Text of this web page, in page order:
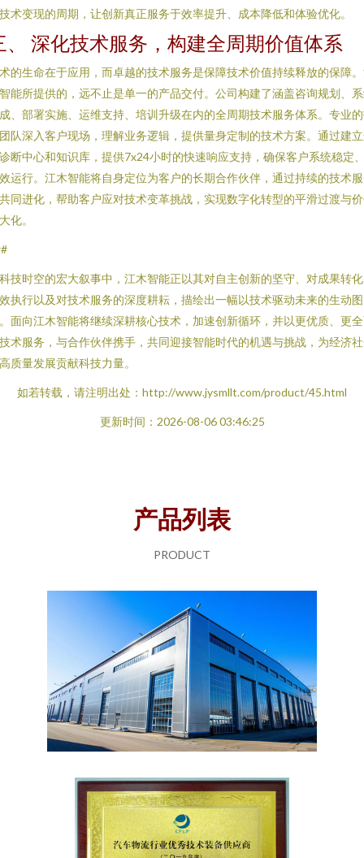
术变现的周期，让创新真正服务于效率提升、成本降低和体验优化。
、 深化技术服务，构建全周期价值体系
的生命在于应用，而卓越的技术服务是保障技术价值持续释放的保障
能所提供的，远不止是单一的产品交付。公司构建了涵盖咨询规划、
、部署实施、运维支持、培训升级在内的全周期技术服务体系。专业
队深入客户现场，理解业务逻辑，提供量身定制的技术方案。通过建
断中心和知识库，提供7x24小时的快速响应支持，确保客户系统稳定
运行。江木智能将自身定位为客户的长期合作伙伴，通过持续的技术
同进化，帮助客户应对技术变革挑战，实现数字化转型的平滑过渡与
化。
技时空的宏大叙事中，江木智能正以其对自主创新的坚守、对成果转
执行以及对技术服务的深度耕耘，描绘出一幅以技术驱动未来的生动图
面向江木智能将继续深耕核心技术，加速创新循环，并以更优质、更
术服务，与合作伙伴携手，共同迎接智能时代的机遇与挑战，为经济
质量发展贡献科技力量。
如若转载，请注明出处：http://www.jysmllt.com/product/45.html
更新时间：2026-08-06 03:46:25
产品列表
PRODUCT